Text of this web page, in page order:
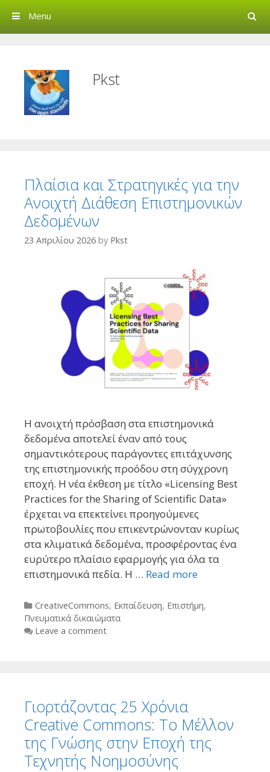
Creative Commons Search
Menu
Pkst
Πλαίσια και Στρατηγικές για την
Ανοιχτή Διάθεση Επιστημονικών
Δεδομένων
23 Απριλίου 2026 by Pkst
Η ανοιχτή πρόσβαση στα επιστημονικά
δεδομένα αποτελεί έναν από τους
σημαντικότερους παράγοντες επιτάχυνσης
της επιστημονικής προόδου στη σύγχρονη
εποχή. Η νέα έκθεση με τίτλο «Licensing Best
Practices for the Sharing of Scientific Data»
έρχεται να επεκτείνει προηγούμενες
πρωτοβουλίες που επικεντρώνονταν κυρίως
στα κλιματικά δεδομένα, προσφέροντας ένα
ευρύτερο πλαίσιο εφαρμογής για όλα τα
επιστημονικά πεδία. Η … Read more
Categories
CreativeCommons, Εκπαίδευση, Επιστήμη,
Πνευματικά δικαιώματα
Leave a comment
Γιορτάζοντας 25 Χρόνια
Creative Commons: Το Μέλλον
της Γνώσης στην Εποχή της
Τεχνητής Νοημοσύνης